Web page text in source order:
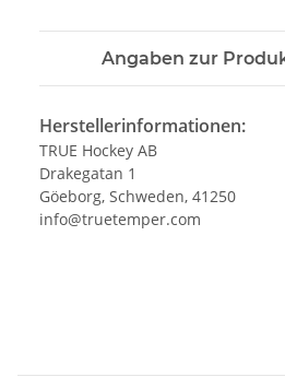
Angaben zur
Herstellerinformationen:
TRUE Hockey AB
Drakegatan 1
Göeborg, Schweden, 41250
info@truetemper.com